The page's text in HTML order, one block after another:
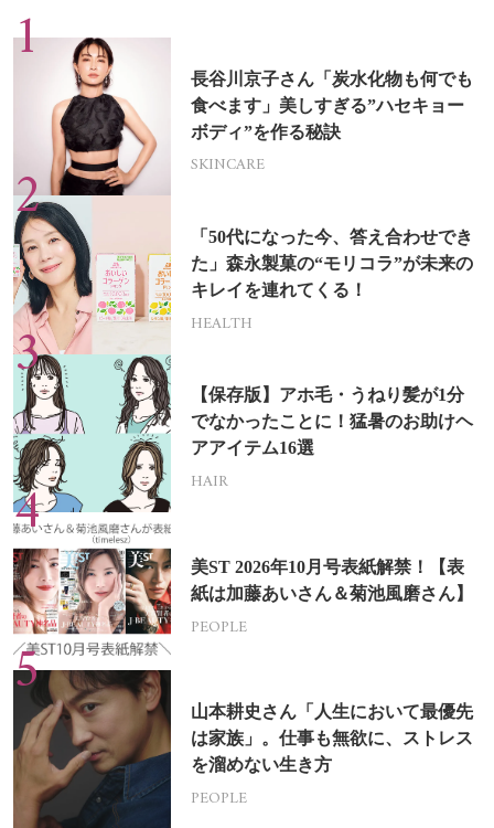
長谷川京子さん「炭水化物も何でも
食べます」美しすぎる”ハセキョー
ボディ”を作る秘訣
SKINCARE
「50代になった今、答え合わせでき
た」森永製菓の“モリコラ”が未来の
キレイを連れてくる！
HEALTH
【保存版】アホ毛・うねり髪が1分
でなかったことに！猛暑のお助けヘ
アアイテム16選
HAIR
美ST 2026年10月号表紙解禁！【表
紙は加藤あいさん＆菊池風磨さん】
PEOPLE
山本耕史さん「人生において最優先
は家族」。仕事も無欲に、ストレス
を溜めない生き方
PEOPLE